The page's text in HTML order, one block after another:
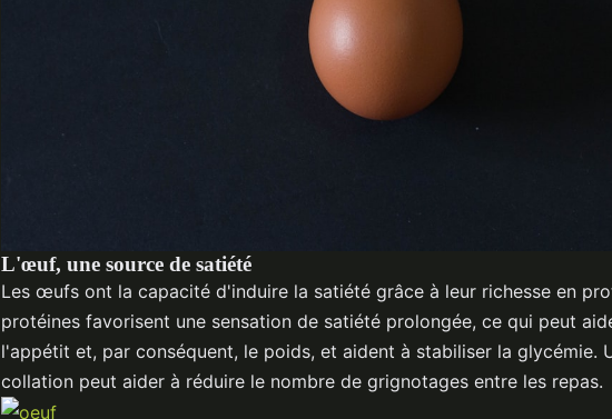
L'œuf, une source de satiété
Les œufs ont la capacité d'induire la satiété grâce à leur richesse en
protéines favorisent une sensation de satiété prolongée, ce qui peut
l'appétit et, par conséquent, le poids, et aident à stabiliser la glycémie.
collation peut aider à réduire le nombre de grignotages entre les repas.